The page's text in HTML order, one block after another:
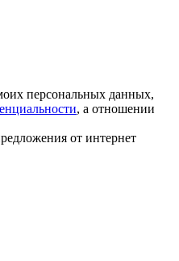
персональных данных,
, а отношении
от интернет